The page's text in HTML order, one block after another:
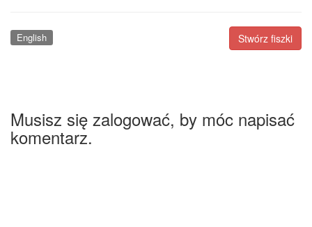
Stwórz fiszki
English
Musisz się zalogować, by móc napisać
komentarz.